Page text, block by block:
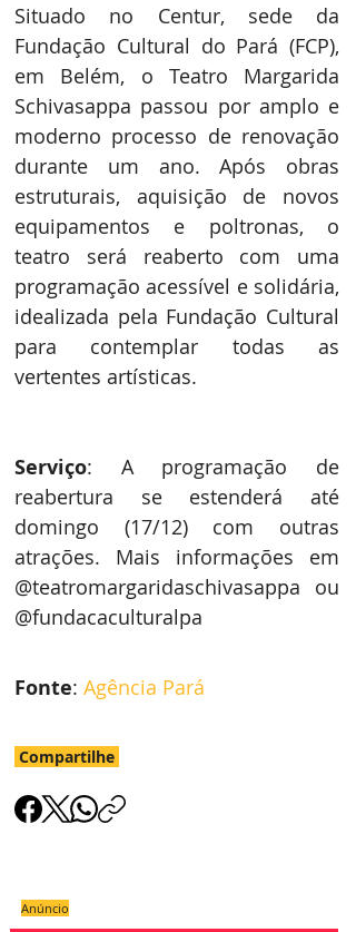
Situado no Centur, sede da
Fundação Cultural do Pará (FCP),
em Belém, o Teatro Margarida
Schivasappa passou por amplo e
moderno processo de renovação
durante um ano. Após obras
estruturais, aquisição de novos
equipamentos e poltronas, o
teatro será reaberto com uma
programação acessível e solidária,
idealizada pela Fundação Cultural
para contemplar todas as
vertentes artísticas.
Serviço: A programação de
reabertura se estenderá até
domingo (17/12) com outras
atrações. Mais informações em
@teatromargaridaschivasappa ou
@fundacaculturalpa
Fonte: Agência Pará
Compartilhe
Anúncio